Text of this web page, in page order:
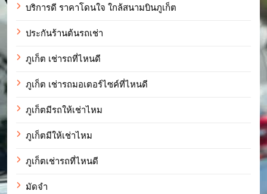
บริการดี ราคาโดนใจ ใกล้สนามบินภูเก็ต
ประกันร้านต้นรถเช่า
ภูเก็ต เช่ารถที่ไหนดี
ภูเก็ต เช่ารถมอเตอร์ไซค์ที่ไหนดี
ภูเก็ตมีรถให้เช่าไหม
ภูเก็ตมีให้เช่าไหม
ภูเก็ตเช่ารถที่ไหนดี
มัดจำ